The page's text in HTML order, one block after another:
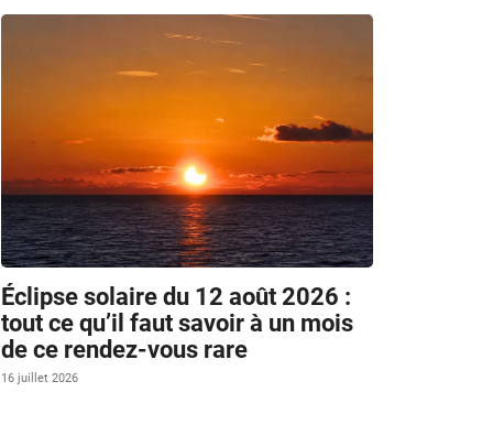
Éclipse solaire du 12 août 2026 :
tout ce qu’il faut savoir à un mois
de ce rendez-vous rare
16 juillet 2026